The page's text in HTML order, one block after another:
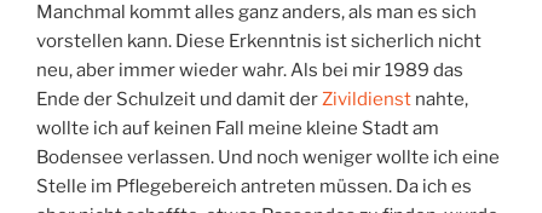
Manchmal kommt alles ganz anders, als man es sich
vorstellen kann. Diese Erkenntnis ist sicherlich nicht
neu, aber immer wieder wahr. Als bei mir 1989 das
Ende der Schulzeit und damit derZivildienst nahte,
wollte ich auf keinen Fall meine kleine Stadt am
Bodensee verlassen. Und noch weniger wollte ich eine
Stelle im Pflegebereich antreten müssen. Da ich es